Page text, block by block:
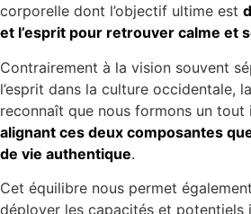
corporelle dont l’objectif ultime est
et l’esprit pour retrouver calme et
Contrairement à la vision souvent
l’esprit dans la culture occidentale,
reconnaît que nous formons un tout
alignant ces deux composantes
de vie authentique.
Cet équilibre nous permet
déployer les capacités et potentiels